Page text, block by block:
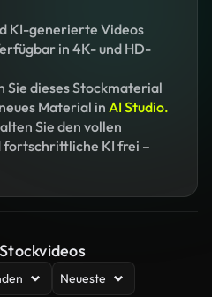
KI-generierte Videos
in 4K- und HD-
Sie dieses Stockmaterial
Material in AI Studio.
Sie den vollen
fortschrittliche KI frei –
Neueste